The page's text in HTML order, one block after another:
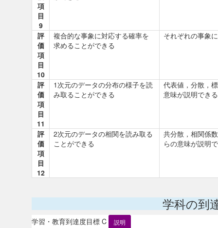
項
目
9
評
価
項
目
10
複合的な事象に対応する確率を
求めることができる
それぞれの事象
評
価
項
目
11
1次元のデータの分布の様子を読
み取ることができる
代表値，分散，
意味が説明できる
評
価
項
目
12
2次元のデータの相関を読み取る
ことができる
共分散，相関係
らの意味が説明
学科の到
学習・教育到達度目標 C 説明